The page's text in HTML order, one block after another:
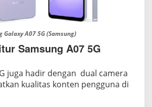
Galaxy A07 5G (Samsung)
Samsung A07 5G
juga hadir dengan dual camera
kualitas konten pengguna di